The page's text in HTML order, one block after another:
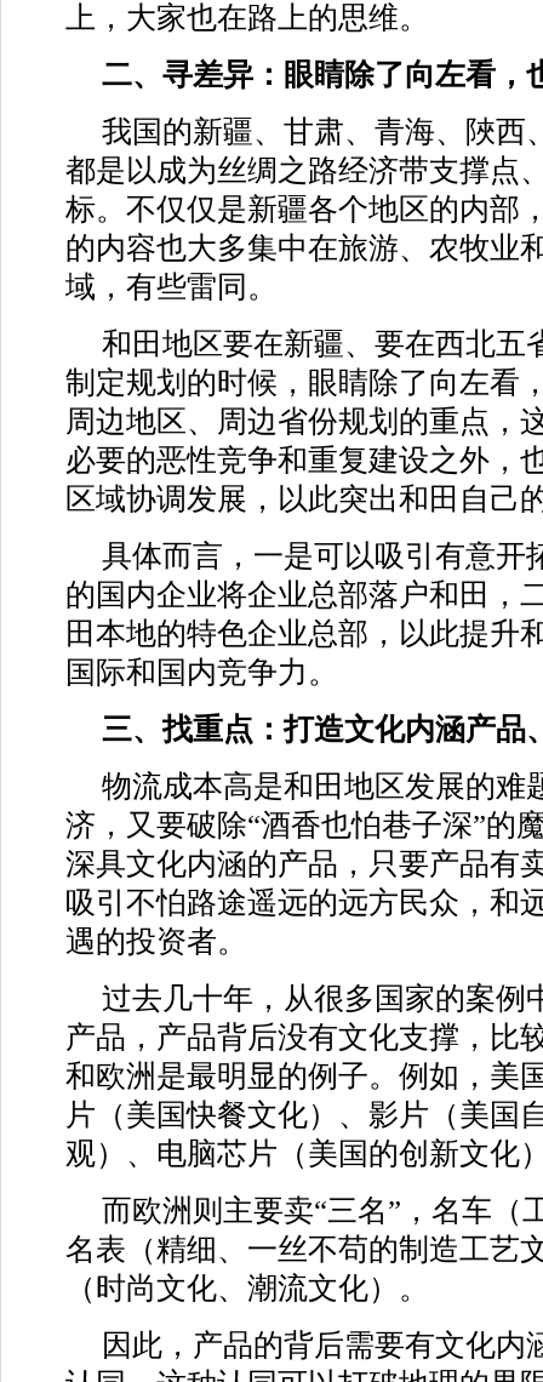
上，大家也在路上的思维。
二、寻差异：眼睛除了向左看，
我国的新疆、甘肃、青海、陜西
都是以成为丝绸之路经济带支撑点
标。不仅仅是新疆各个地区的内部
的内容也大多集中在旅游、农牧业
域，有些雷同。
和田地区要在新疆、要在西北五
制定规划的时候，眼睛除了向左看
周边地区、周边省份规划的重点，
必要的恶性竞争和重复建设之外，
区域协调发展，以此突出和田自己
具体而言，一是可以吸引有意开
的国内企业将企业总部落户和田，
田本地的特色企业总部，以此提升
国际和国内竞争力。
三、找重点：打造文化内涵产品
物流成本高是和田地区发展的难
济，又要破除“酒香也怕巷子深”的
深具文化内涵的产品，只要产品有
吸引不怕路途遥远的远方民众，和
遇的投资者。
过去几十年，从很多国家的案例
产品，产品背后没有文化支撑，比
和欧洲是最明显的例子。例如，美
片（美国快餐文化）、影片（美国
观）、电脑芯片（美国的创新文化
而欧洲则主要卖“三名”，名车（
名表（精细、一丝不苟的制造工艺
（时尚文化、潮流文化）。
因此，产品的背后需要有文化内